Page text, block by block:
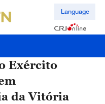
Language
Exército
da Vitória